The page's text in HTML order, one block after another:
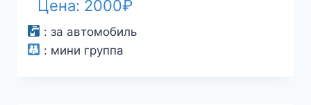
Цена: 2000₽
: за автомобиль
: мини группа